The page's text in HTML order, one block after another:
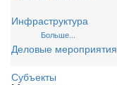
Инфраструктура
Деловые мероприятия
Субъекты
Больше...